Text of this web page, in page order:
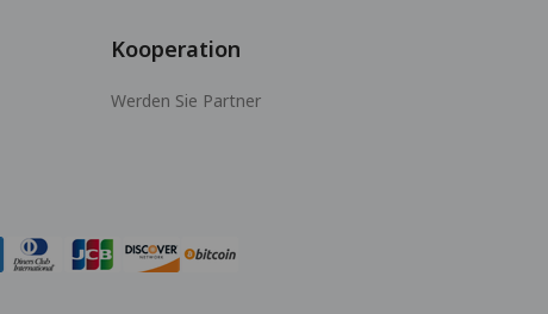
Kooperation
Werden Sie Partner